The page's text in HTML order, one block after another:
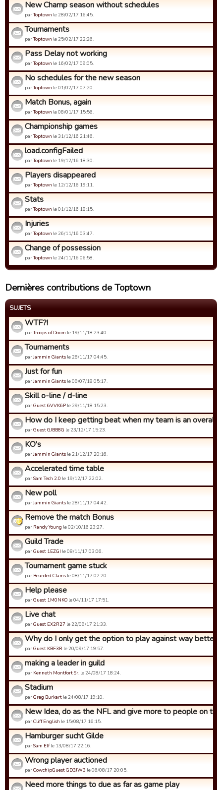
New Champ season without schedules
parToptown le 28/02/17 16:45.
Tournaments
parToptown le 25/02/17 22:26.
Pass Delay not working
parToptown le 16/02/17 09:05.
No schedules for the new season
parToptown le 01/02/17 07:20.
Match Bonus, again
parToptown le 08/01/17 15:56.
Championship games
parToptown le 31/12/16 21:46.
load.configFailed
parToptown le 19/12/16 18:30.
Players disappeared
parToptown le 12/12/16 19:11.
Stats
parToptown le 01/12/16 18:15.
Injuries
parToptown le 26/11/16 03:47.
Change of possession
parToptown le 24/11/16 06:58.
Dernières contributions de Toptown
SUJETS
WTF?!
parTroops of Doom le 19/11/18 23:40.
Tournaments
parJammin Giants le 28/11/17 04:45.
Just for fun
parJammin Giants le 09/07/18 05:17.
Skill o-line / d-line
parGuest 6VVK6P le 29/11/18 15:23.
How do I keep getting beat when my team is an overall
parGuest GJBB8G le 23/12/17 15:23.
KO's
parJammin Giants le 21/12/17 20:16.
Accelerated time table
parSam Tech 2.0 le 19/12/17 22:02.
New poll
parJammin Giants le 28/11/17 04:42.
Remove the match Bonus
par Randy Young le 02/10/16 23:27.
Guild Trade
parGuest 1EZGI le 08/11/17 03:06.
Tournament game stuck
par Bearded Clams le 08/11/17 02:20.
Help please
parGuest 1M0NKO le 04/11/17 17:51.
Live chat
parGuest EX2R27 le 22/09/17 21:33.
Why do I only get the option to play against way better
parGuest KBF3R le 20/09/17 19:57.
making a leader in guild
par Kenneth Montfort Sr. le 24/08/17 18:24.
Stadium
parGreg Burkart le 24/08/17 19:10.
New Idea, do as the NFL and give more to people on
parCliff English le 15/08/17 16:15.
Hamburger sucht Gilde
parSam Elfle 13/08/17 22:16.
Wrong player auctioned
parCowchipGuest GD3JW3 le 06/08/17 20:05.
Need more things to due as far as game play